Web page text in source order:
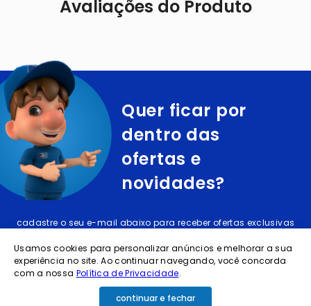
Avaliações do Produto
Quer ficar por
dentro das
ofertas e
novidades?
cadastre o seu e-mail abaixo para receber ofertas exclusivas
Usamos cookies para personalizar anúncios e melhorar a sua
experiência no site. Ao continuar navegando, você concorda
com a nossa Política de Privacidade.
continuar e fechar